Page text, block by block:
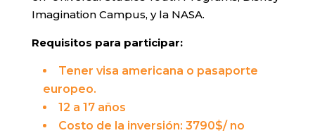
Imagination Campus, y la NASA.
Requisitos para participar:
Tener visa americana o pasaporte
europeo.
12 a 17 años
Costo de la inversión: 3790$/ no